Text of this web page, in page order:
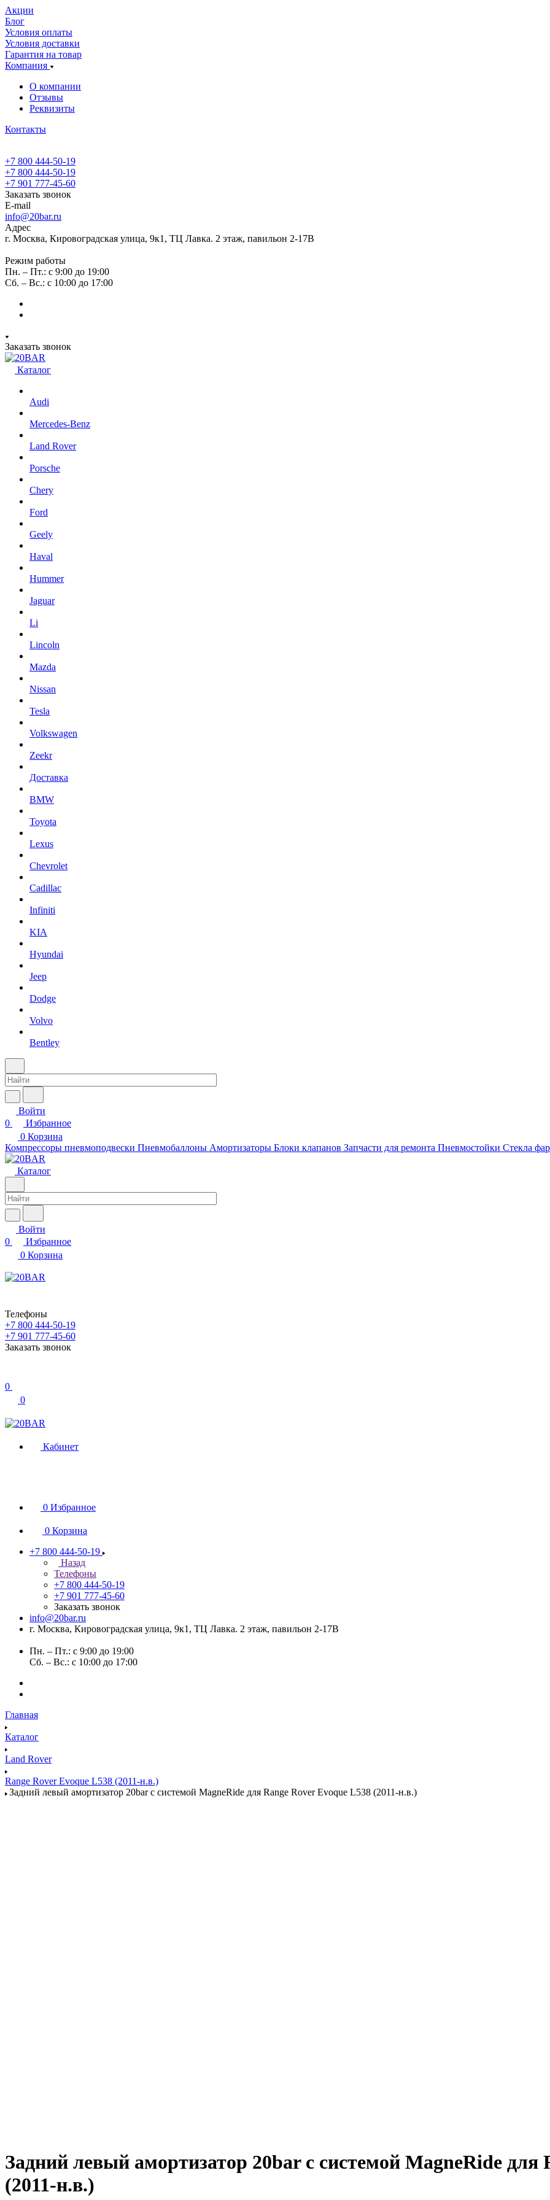
Акции
Блог
Условия оплаты
Условия доставки
Гарантия на товар
Компания
О компании
Отзывы
Реквизиты
Контакты
+7 800 444-50-19
+7 800 444-50-19
+7 901 777-45-60
Заказать звонок
E-mail
info@20bar.ru
Адрес
г. Москва, Кировоградская улица, 9к1, ТЦ Лавка. 2 этаж, павильон 2-17В
Режим работы
Пн. – Пт.: с 9:00 до 19:00
Сб. – Вс.: с 10:00 до 17:00
Заказать звонок
Каталог
Audi
Mercedes-Benz
Land Rover
Porsche
Chery
Ford
Geely
Haval
Hummer
Jaguar
Li
Lincoln
Mazda
Nissan
Tesla
Volkswagen
Zeekr
Доставка
BMW
Toyota
Lexus
Chevrolet
Cadillac
Infiniti
KIA
Hyundai
Jeep
Dodge
Volvo
Bentley
Войти
0
Избранное
0 Корзина
Компрессоры пневмоподвески Пневмобаллоны Амортизаторы Блоки клапанов Запчасти для ремонта Пневмостойки Стекла фар
Каталог
Войти
0
Избранное
0 Корзина
Телефоны
+7 800 444-50-19
+7 901 777-45-60
Заказать звонок
0
0
Кабинет
0 Избранное
0 Корзина
+7 800 444-50-19
Назад
Телефоны
+7 800 444-50-19
+7 901 777-45-60
Заказать звонок
info@20bar.ru
г. Москва, Кировоградская улица, 9к1, ТЦ Лавка. 2 этаж, павильон 2-17В
Пн. – Пт.: с 9:00 до 19:00
Сб. – Вс.: с 10:00 до 17:00
Главная
Каталог
Land Rover
Range Rover Evoque L538 (2011-н.в.)
Задний левый амортизатор 20bar с системой MagneRide для Range Rover Evoque L538 (2011-н.в.)
Задний левый амортизатор 20bar с системой MagneRide для
(2011-н.в.)